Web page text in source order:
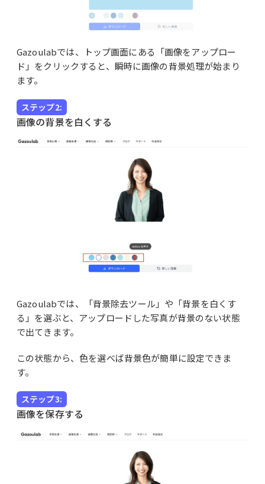
Gazoulabでは、トップ画面にある「画像をアップロー
ド」をクリックすると、瞬時に画像の背景処理が始まり
ます。
ステップ2:
画像の背景を白くする
Gazoulabでは、「背景除去ツール」や「背景を白くす
る」を選ぶと、アップロードした写真が背景のない状態
で出てきます。
この状態から、色を選べば背景色が簡単に設定できま
す。
ステップ3:
画像を保存する